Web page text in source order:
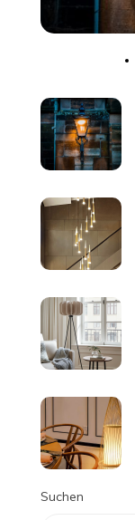
Suchen